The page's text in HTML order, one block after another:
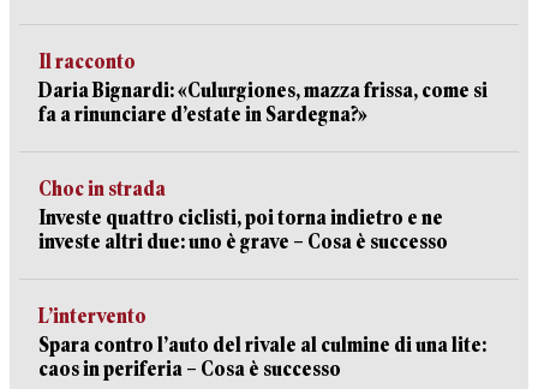
Il racconto
Daria Bignardi: «Culurgiones, mazza frissa, come si
fa a rinunciare d’estate in Sardegna?»
Choc in strada
Investe quattro ciclisti, poi torna indietro e ne
investe altri due: uno è grave – Cosa è successo
L’intervento
Spara contro l’auto del rivale al culmine di una lite:
caos in periferia – Cosa è successo